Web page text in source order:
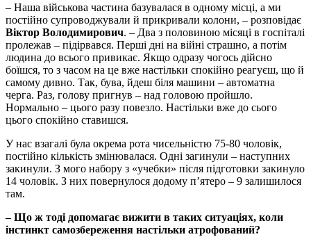
– Наша військова частина базувалася в одному місці, а ми
постійно супроводжували й прикривали колони, – розповідає
Віктор Володимирович. – Два з половиною місяці в госпіталі
пролежав – підірвався. Перші дні на війні страшно, а потім
людина до всього привикає. Якщо одразу чогось дійсно
боїшся, то з часом на це вже настільки спокійно реагуєш, що й
самому дивно. Так, бува, йдеш біля машини – автоматна
черга. Раз, голову пригнув – над головою пройшло.
Нормально – цього разу повезло. Настільки вже до сього
цього спокійно ставишся.
У нас взагалі була окрема рота чисельністю 75-80 чоловік,
постійно кількість змінювалася. Одні загинули – наступних
закинули. З мого набору з «учебки» після підготовки закинуло
14 чоловік. З них повернулося додому п’ятеро – 9 залишилося
там.
– Що ж тоді допомагає вижити в таких ситуаціях, коли
інстинкт самозбереження настільки атрофований?